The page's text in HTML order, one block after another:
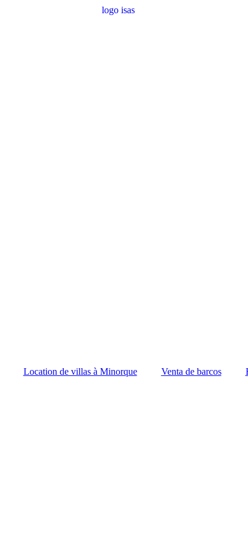
Location de villas à Minorque Venta de barcos